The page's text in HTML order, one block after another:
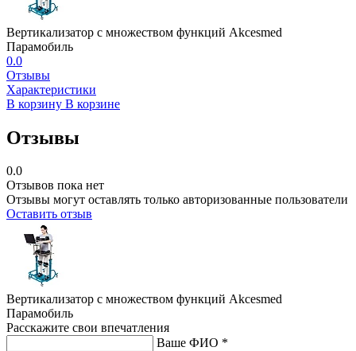
Вертикализатор с множеством функций Akcesmed
Парамобиль
0.0
Отзывы
Характеристики
В корзину В корзине
Отзывы
0.0
Отзывов пока нет
Отзывы могут оставлять только авторизованные пользователи
Оставить отзыв
Вертикализатор с множеством функций Akcesmed
Парамобиль
Расскажите свои впечатления
Ваше ФИО *